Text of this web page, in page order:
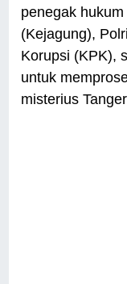
penegak
(Kejagung),
Korupsi (KPK),
untuk
misterius